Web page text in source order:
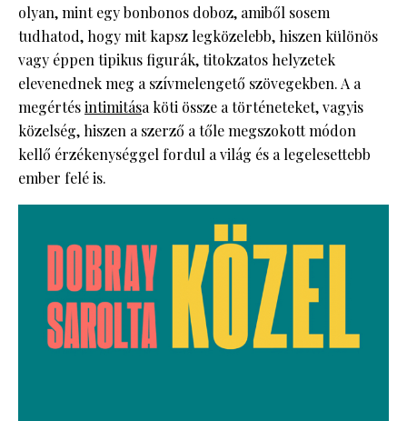
olyan, mint egy bonbonos doboz, amiből sosem
tudhatod, hogy mit kapsz legközelebb, hiszen különös
vagy éppen tipikus figurák, titokzatos helyzetek
elevenednek meg a szívmelengető szövegekben. A a
megértésintimitása köti össze a történeteket, vagyis
közelség, hiszen a szerző a tőle megszokott módon
kellő érzékenységgel fordul a világ és a legelesettebb
ember felé is.